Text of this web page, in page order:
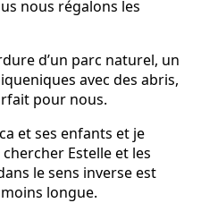
nous régalons les
d’un parc naturel, un
avec des abris,
pour nous.
et ses enfants et je
Estelle et les
le sens inverse est
longue.